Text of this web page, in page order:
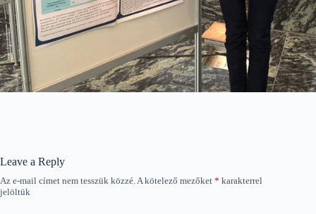
Leave a Reply
Az e-mail címet nem tesszük közzé.A kötelező mezőket * karakterrel
jelöltük